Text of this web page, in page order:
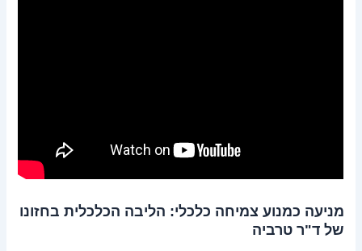
מניעה כמנוע צמיחה כלכלי: הליבה הכלכלית בחזונו
של ד"ר טרביה